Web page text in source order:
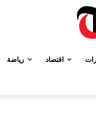
رياضة اقتصاد